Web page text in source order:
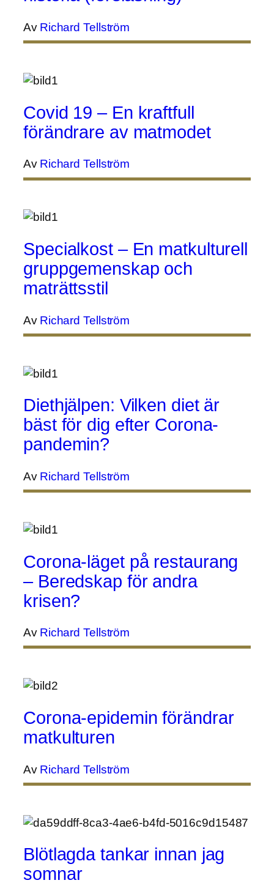
Av Richard Tellström
Covid 19 – En kraftfull
förändrare av matmodet
Av Richard Tellström
Specialkost – En matkulturell
gruppgemenskap och
maträttsstil
Av Richard Tellström
Diethjälpen: Vilken diet är
bäst för dig efter Corona-
pandemin?
Av Richard Tellström
Corona-läget på restaurang
– Beredskap för andra
krisen?
Av Richard Tellström
Corona-epidemin förändrar
matkulturen
Av Richard Tellström
Blötlagda tankar innan jag
somnar